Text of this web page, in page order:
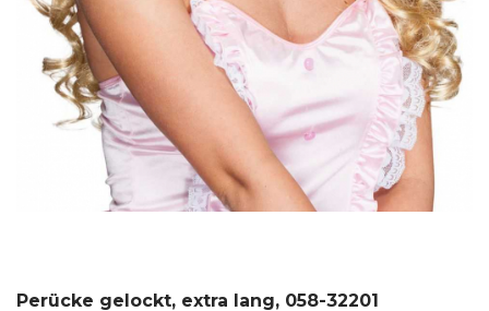
Perücke gelockt, extra lang, 058-32201